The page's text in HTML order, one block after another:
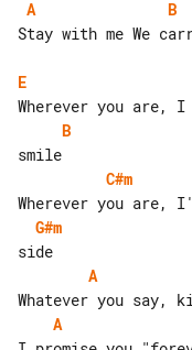
A
B
Stay with me We
E
B
C#m
G#m
A
A